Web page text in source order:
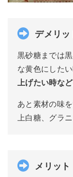
デメリッ
黒砂糖までは
な黄色にした
上げたい時な
あと素材の味
上白糖、グラ
メリット